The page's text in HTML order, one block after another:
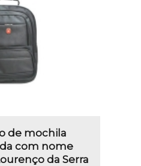
de mochila
com nome
da Serra